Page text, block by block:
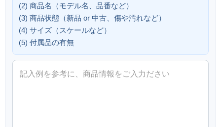
(2) 商品名（モデル名、品番など）
(3) 商品状態（新品 or 中古、傷や汚れなど）
(4) サイズ（スケールなど）
(5) 付属品の有無